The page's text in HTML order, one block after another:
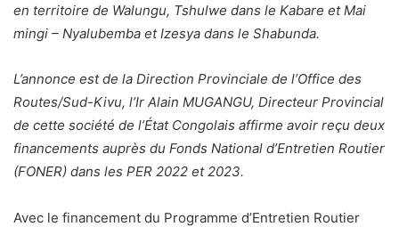
en territoire de Walungu, Tshulwe dans le Kabare et Mai
mingi – Nyalubemba et Izesya dans le Shabunda.
L’annonce est de la Direction Provinciale de l’Office des
Routes/Sud-Kivu, l’Ir Alain MUGANGU, Directeur Provincial
de cette société de l’État Congolais affirme avoir reçu deux
financements auprès du Fonds National d’Entretien Routier
(FONER) dans les PER 2022 et 2023.
Avec le financement du Programme d’Entretien Routier